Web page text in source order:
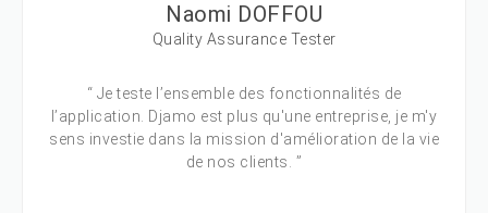
Naomi DOFFOU
Quality Assurance Tester
“ Je teste l’ensemble des fonctionnalités de
l’application. Djamo est plus qu'une entreprise, je m'y
sens investie dans la mission d'amélioration de la vie
de nos clients. ”